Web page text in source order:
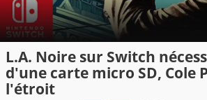
L.A. Noire sur Switch
d'une carte micro SD, Cole
l'étroit